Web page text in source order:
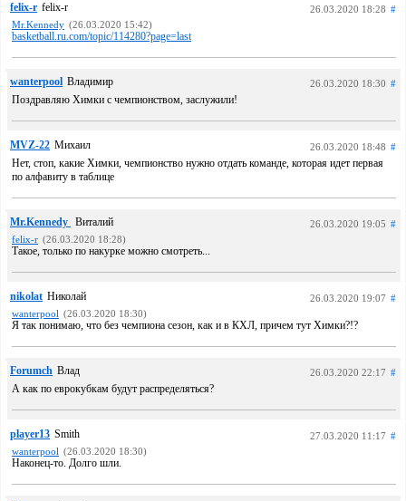
felix-r felix-r 26.03.2020 18:28 #
Mr.Kennedy (26.03.2020 15:42)
basketball.ru.com/topic/114280?page=last
wanterpool Владимир 26.03.2020 18:30 #
Поздравляю Химки с чемпионством, заслужили!
MVZ-22 Михаил 26.03.2020 18:48 #
Нет, стоп, какие Химки, чемпионство нужно отдать команде, которая идет первая
по алфавиту в таблице
Mr.Kennedy Виталий 26.03.2020 19:05 #
felix-r (26.03.2020 18:28)
Такое, только по накурке можно смотреть...
nikolat Николай 26.03.2020 19:07 #
wanterpool (26.03.2020 18:30)
Я так понимаю, что без чемпиона сезон, как и в КХЛ, причем тут Химки?!?
Forumch Влад 26.03.2020 22:17 #
А как по еврокубкам будут распределяться?
player13 Smith 27.03.2020 11:17 #
wanterpool (26.03.2020 18:30)
Наконец-то. Долго шли.